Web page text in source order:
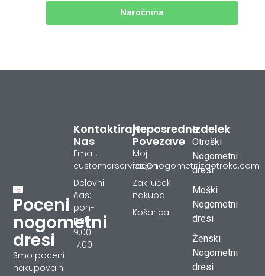
Naročnina
Poceni
nogometni
dresi
Smo poceni
nakupovalni
Izdelek
Otroški
Nogometni
dresi
Moški
Nogometni
dresi
Ženski
Nogometni
dresi
Neposredne
Povezave
Moj
račun
Zaključek
nakupa
Košarica
Kontaktirajte
Nas
Email:
customerservice@nogometnizaotroke.com
Delovni
čas:
pon-
pet
9.00 -
17.00